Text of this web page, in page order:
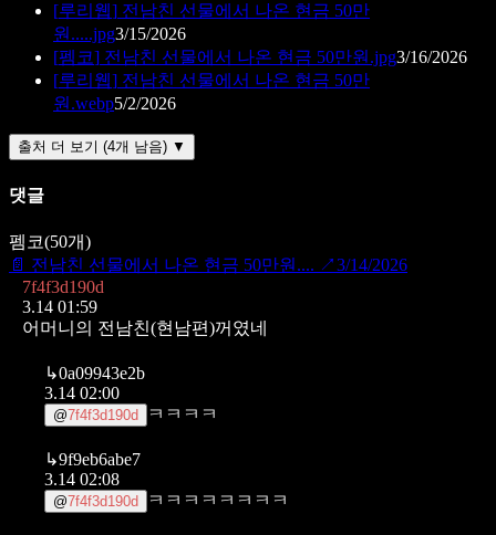
[루리웹] 전남친 선물에서 나온 현금 50만
원.....jpg3/15/2026
[펨코] 전남친 선물에서 나온 현금 50만원.jpg3/16/2026
[루리웹] 전남친 선물에서 나온 현금 50만
원.webp5/2/2026
출처 더 보기 (4개 남음) ▼
댓글
펨코(50개)
📄 전남친 선물에서 나온 현금 50만원.... ↗3/14/2026
7f4f3d190d
3.14 01:59
어머니의 전남친(현남편)꺼였네
↳0a09943e2b
3.14 02:00
@7f4f3d190d ㅋㅋㅋㅋ
↳9f9eb6abe7
3.14 02:08
@7f4f3d190d ㅋㅋㅋㅋㅋㅋㅋㅋ